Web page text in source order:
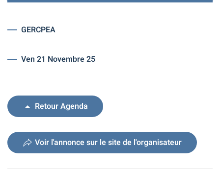
GERCPEA
Ven 21 Novembre 25
Retour Agenda
Voir l'annonce sur le site de l'organisateur